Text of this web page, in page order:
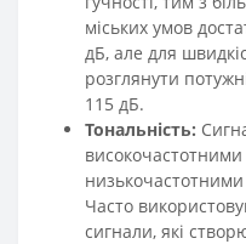
міських умов
дБ, але для
розглянути
115 дБ.
Тональність:
Часто
сигнали, які